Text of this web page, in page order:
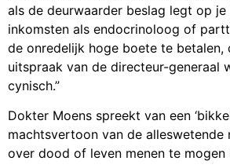
als de deurwaarder beslag legt op je
inkomsten als endocrinoloog of
de onredelijk hoge boete te betalen,
uitspraak van de directeur-generaal
cynisch.”
Dokter Moens spreekt van een
machtsvertoon van de alleswetende
over dood of leven menen te mogen